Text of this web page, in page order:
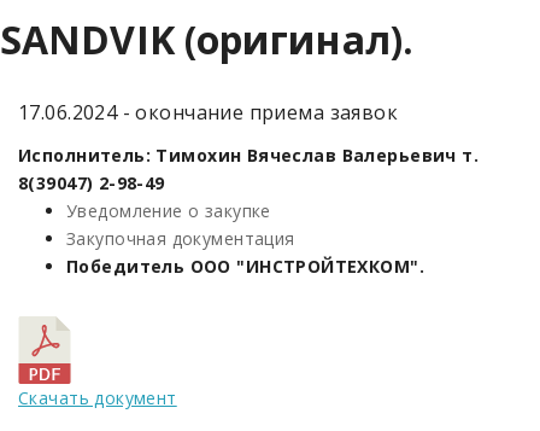
SANDVIK (оригинал).
17.06.2024 - окончание приема заявок
Исполнитель: Тимохин Вячеслав Валерьевич т.
8(39047) 2-98-49
Уведомление о закупке
Закупочная документация
Победитель ООО "ИНСТРОЙТЕХКОМ".
Скачать документ